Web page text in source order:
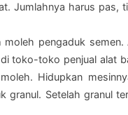
Jumlahnya harus pas,
pengaduk semen.
toko-toko penjual alat
Hidupkan
granul. Setelah granul